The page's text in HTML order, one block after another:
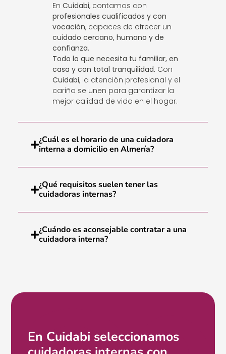
En Cuidabi, contamos con
profesionales cualificados y con
vocación, capaces de ofrecer un
cuidado cercano, humano y de
confianza.
Todo lo que necesita tu familiar, en
casa y con total tranquilidad. Con
Cuidabi, la atención profesional y el
cariño se unen para garantizar la
mejor calidad de vida en el hogar.
¿Cuál es el horario de una cuidadora
interna a domicilio en Almería?
¿Qué requisitos suelen tener las
cuidadoras internas?
¿Cuándo es aconsejable contratar a una
cuidadora interna?
En Cuidabi seleccionamos